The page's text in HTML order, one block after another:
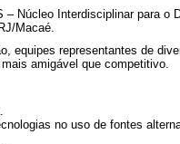
Núcleo Interdisciplinar para
Macaé.
equipes representantes de
amigável que competitivo.
no uso de fontes